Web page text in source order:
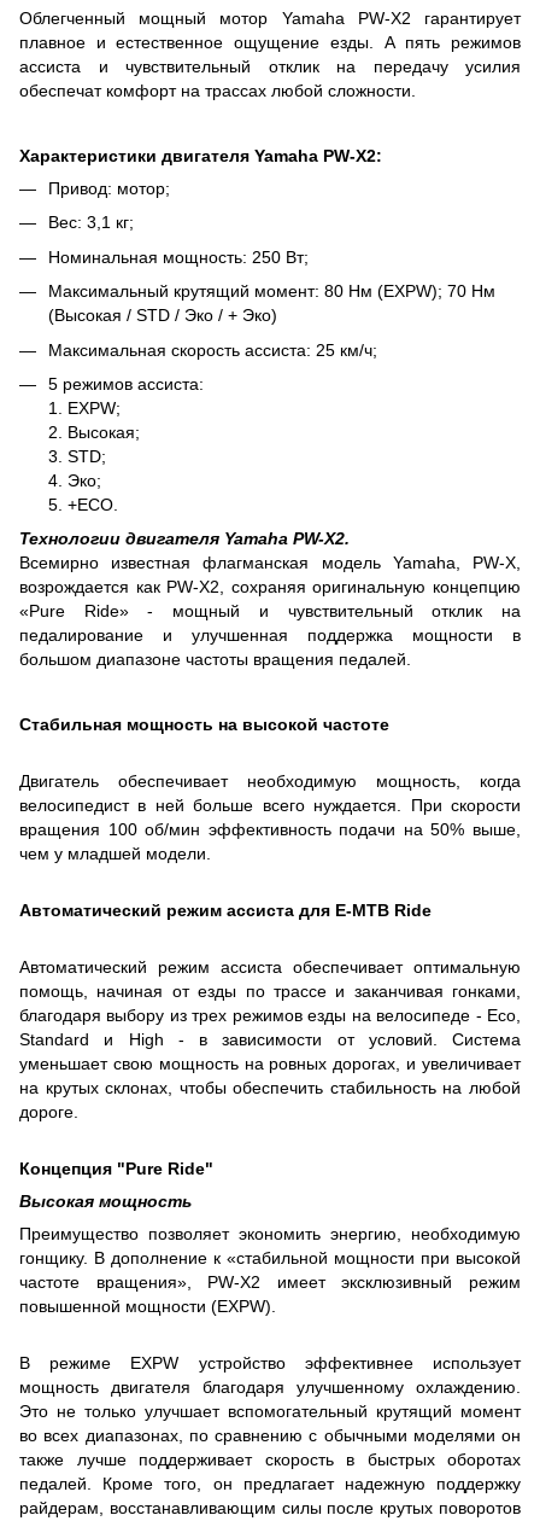
Облегченный мощный мотор Yamaha PW-X2 гарантирует
плавное и естественное ощущение езды. А пять режимов
ассиста и чувствительный отклик на передачу усилия
обеспечат комфорт на трассах любой сложности.
Характеристики двигателя Yamaha PW-X2:
Привод: мотор;
Вес: 3,1 кг;
Номинальная мощность: 250 Вт;
Максимальный крутящий момент: 80 Нм (EXPW); 70 Нм
(Высокая / STD / Эко / + Эко)
Максимальная скорость ассиста: 25 км/ч;
5 режимов ассиста:
1. EXPW;
2. Высокая;
3. STD;
4. Эко;
5. +ECO.
Технологии двигателя Yamaha PW-X2.
Всемирно известная флагманская модель Yamaha, PW-X,
возрождается как PW-X2, сохраняя оригинальную концепцию
«Pure Ride» - мощный и чувствительный отклик на
педалирование и улучшенная поддержка мощности в
большом диапазоне частоты вращения педалей.
Стабильная мощность на высокой частоте
Двигатель обеспечивает необходимую мощность, когда
велосипедист в ней больше всего нуждается. При скорости
вращения 100 об/мин эффективность подачи на 50% выше,
чем у младшей модели.
Автоматический режим ассиста для E-MTB Ride
Автоматический режим ассиста обеспечивает оптимальную
помощь, начиная от езды по трассе и заканчивая гонками,
благодаря выбору из трех режимов езды на велосипеде - Eco,
Standard и High - в зависимости от условий. Система
уменьшает свою мощность на ровных дорогах, и увеличивает
на крутых склонах, чтобы обеспечить стабильность на любой
дороге.
Концепция "Pure Ride"
Высокая мощность
Преимущество позволяет экономить энергию, необходимую
гонщику. В дополнение к «стабильной мощности при высокой
частоте вращения», PW-X2 имеет эксклюзивный режим
повышенной мощности (EXPW).
В режиме EXPW устройство эффективнее использует
мощность двигателя благодаря улучшенному охлаждению.
Это не только улучшает вспомогательный крутящий момент
во всех диапазонах, по сравнению с обычными моделями он
также лучше поддерживает скорость в быстрых оборотах
педалей. Кроме того, он предлагает надежную поддержку
райдерам, восстанавливающим силы после крутых поворотов